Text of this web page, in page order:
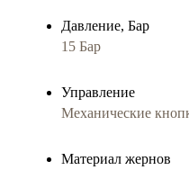
Давление, Бар
15 Бар
Управление
Механические
Материал жернов